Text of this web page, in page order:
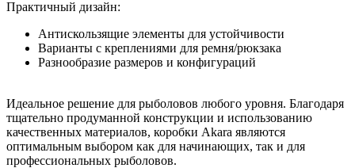
Практичный дизайн:
Антискользящие элементы для устойчивости
Варианты с креплениями для ремня/рюкзака
Разнообразие размеров и конфигураций
Идеальное решение для рыболовов любого уровня. Благодаря
тщательно продуманной конструкции и использованию
качественных материалов, коробки Akara являются
оптимальным выбором как для начинающих, так и для
профессиональных рыболовов.